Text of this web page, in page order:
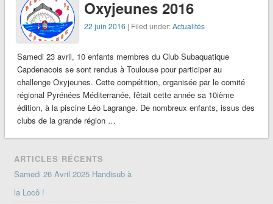
Oxyjeunes 2016
22 juin 2016 | Filed under:Actualités
Samedi 23 avril, 10 enfants membres du Club Subaquatique
Capdenacois se sont rendus à Toulouse pour participer au
challenge Oxyjeunes. Cette compétition, organisée par le comité
régional Pyrénées Méditerranée, fêtait cette année sa 10ième
édition, à la piscine Léo Lagrange. De nombreux enfants, issus des
clubs de la grande région …
ARTICLES RÉCENTS
Samedi 26 Avril 2025 Handisub à
la Locô !